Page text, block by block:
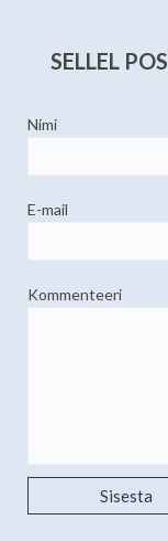
SELLEL
Nimi
E-mail
Kommenteeri